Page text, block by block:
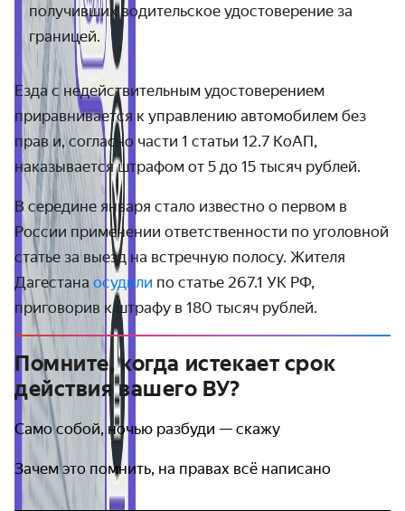
получивших водительское удостоверение за
границей.
Езда снедействительным удостоверением
приравнивается к управлению автомобилем без
прав и, согласно части 1 статьи 12.7 КоАП,
наказывается штрафом от 5 до 15 тысяч рублей.
В середине января стало известно о первом в
России применении ответственности по уголовной
статье за выезд на встречную полосу. Жителя
Дагестанаосудили по статье 267.1 УК РФ,
приговорив к штрафу в 180 тысяч рублей.
Помните, когда истекает срок
действия вашего ВУ?
Само собой, ночью разбуди — скажу
Зачем это помнить, на правах всё написано